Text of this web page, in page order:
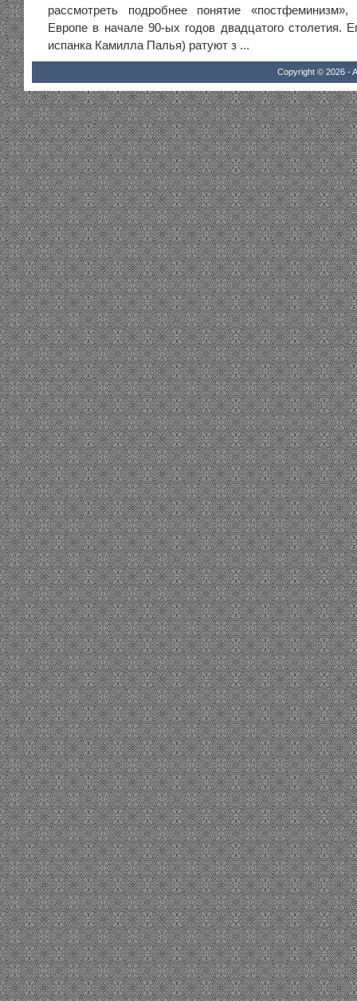
рассмотреть подробнее понятие
Европе в начале 90-ых годов двадцатого столетия.
испанка Камилла Палья) ратуют з ...
Copyright © 2026 -